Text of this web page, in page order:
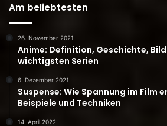
Am beliebtesten
26. November 2021
Anime: Definition, Geschichte,
wichtigsten Serien
6. Dezember 2021
Suspense: Wie Spannung im Film
Beispiele und Techniken
14. April 2022